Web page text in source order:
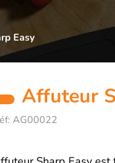
Easy
Affuteur
AG00022